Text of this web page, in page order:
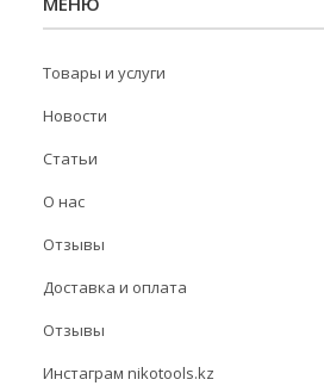
Товары и услуги
Новости
Статьи
О нас
Отзывы
Доставка и оплата
Отзывы
Инстаграм nikotools.kz